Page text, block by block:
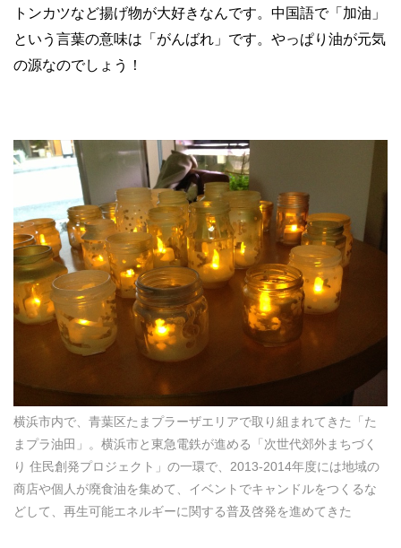
トンカツなど揚げ物が大好きなんです。中国語で「加油」
という言葉の意味は「がんばれ」です。やっぱり油が元気
の源なのでしょう！
横浜市内で、青葉区たまプラーザエリアで取り組まれてきた「た
まプラ油田」。横浜市と東急電鉄が進める「次世代郊外まちづく
り 住民創発プロジェクト」の一環で、2013-2014年度には地域の
商店や個人が廃食油を集めて、イベントでキャンドルをつくるな
どして、再生可能エネルギーに関する普及啓発を進めてきた